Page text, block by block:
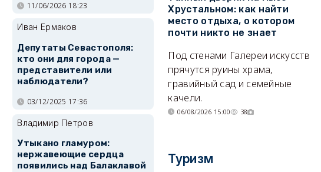
Хрустальном: как найти
место отдыха, о котором
почти никто не знает
Под стенами Галереи искусств
прячутся руины храма,
гравийный сад и семейные
качели.
06/08/2026 15:00 38
Туризм
11/06/2026 18:23
Иван Ермаков
Депутаты Севастополя:
кто они для города —
представители или
наблюдатели?
03/12/2025 17:36
Владимир Петров
Утыкано гламуром:
нержавеющие сердца
появились над Балаклавой